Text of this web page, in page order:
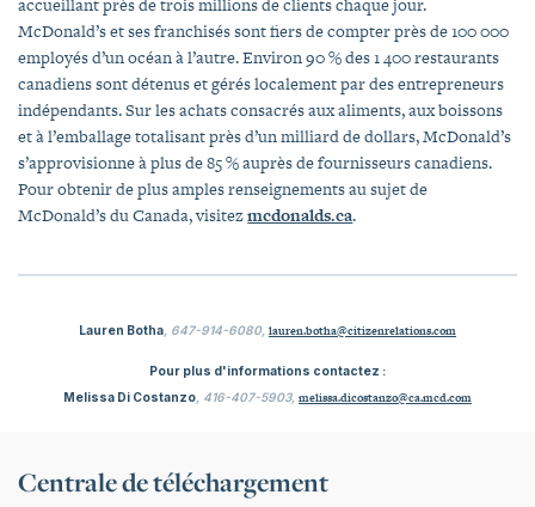
accueillant près de trois millions de clients chaque jour.
McDonald’s et ses franchisés sont fiers de compter près de 100 000
employés d’un océan à l’autre. Environ 90 % des 1 400 restaurants
canadiens sont détenus et gérés localement par des entrepreneurs
indépendants. Sur les achats consacrés aux aliments, aux boissons
et à l’emballage totalisant près d’un milliard de dollars, McDonald’s
s’approvisionne à plus de 85 % auprès de fournisseurs canadiens.
Pour obtenir de plus amples renseignements au sujet de
McDonald’s du Canada, visitezmcdonalds.ca.
Lauren Botha, 647-914-6080, lauren.botha@citizenrelations.com
Pour plus d'informations contactez :
Melissa Di Costanzo, 416-407-5903, melissa.dicostanzo@ca.mcd.com
Centrale de téléchargement